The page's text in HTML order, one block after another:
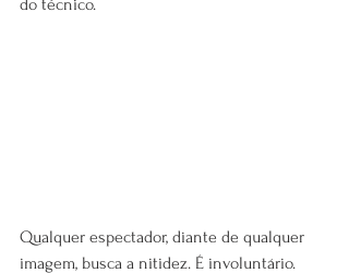
do técnico.
Qualquer espectador, diante de qualquer
imagem, busca a nitidez. É involuntário.